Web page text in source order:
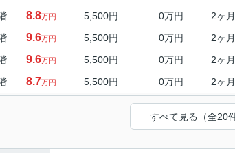
8.8万円 5,500円 0万円 2ヶ月
9.6万円 5,500円 0万円 2ヶ月
9.6万円 5,500円 0万円 2ヶ月
8.7万円 5,500円 0万円 2ヶ月
すべて見る（全20件